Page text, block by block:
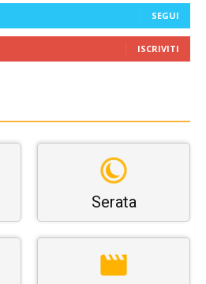
SEGUI
ISCRIVITI
Serata